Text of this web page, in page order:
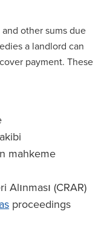
other sums due
a landlord can
payment. These
mahkeme
Alınması (CRAR)
proceedings